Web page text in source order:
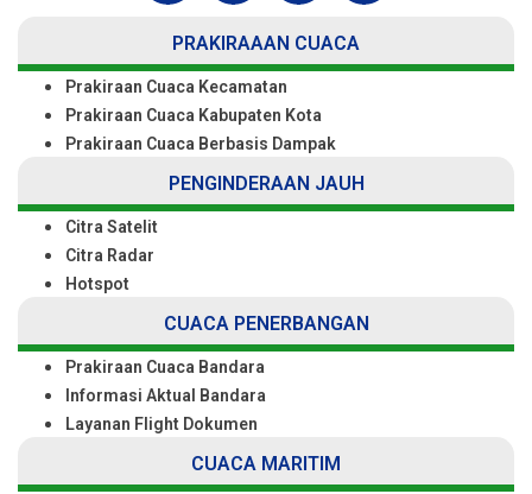
PRAKIRAAAN CUACA
Prakiraan Cuaca Kecamatan
Prakiraan Cuaca Kabupaten Kota
Prakiraan Cuaca Berbasis Dampak
PENGINDERAAN JAUH
Citra Satelit
Citra Radar
Hotspot
CUACA PENERBANGAN
Prakiraan Cuaca Bandara
Informasi Aktual Bandara
Layanan Flight Dokumen
CUACA MARITIM